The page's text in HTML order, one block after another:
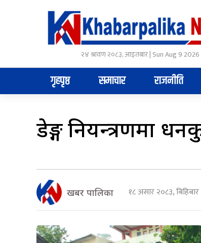
२४ श्रावण २०८३, आइतबार | Sun Aug 9 2026
गृहपृष्ठ समाचार राजनीति
डेङ्गी नियन्त्रणमा
खबर पालिका १८ असार २०८३,